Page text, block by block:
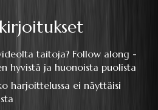
taitoja? Follow along -
hyvistä ja huonoista puolista
harjoittelussa ei näyttäisi